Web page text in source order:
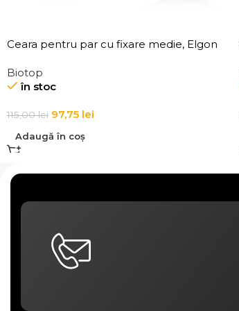
Ceara pentru par cu fixare medie, Elgon
Biotop
în stoc
115,00lei 97,75 lei
Adaugă în coș